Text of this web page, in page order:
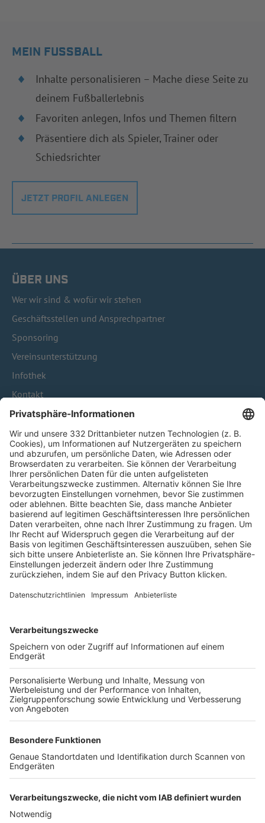
MEIN FUSSBALL
Inhalte personalisieren – Mache diese Seite zu
deinem Fußballerlebnis
Favoriten anlegen, Infos und Themen filtern
Präsentiere dich als Spieler, Trainer oder
Schiedsrichter
JETZT PROFIL ANLEGEN
ÜBER UNS
Wer wir sind & wofür wir stehen
Geschäftsstellen und Ansprechpartner
Sponsoring
Vereinsunterstützung
Infothek
Kontakt
HÄUFIG BESUCHTE SEITEN
Pässe und Vereinswechsel
Trainerausbildung
Schulungsangebot Vereinsmitarbeiter
BFV-Geschäftsstellen
Trainerbörse
Login SpielPlus
FOLGE DEM BFV
TOP-VEREINE
TOP-PARTNER